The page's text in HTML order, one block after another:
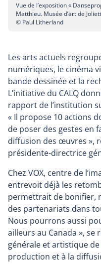
Vue de l’exposition «
Matthieu. Musée d’art de
© Paul Litherland
Les arts actuels
numériques, le cinéma
bande dessinée et la
L’initiative du CALQ
rapport de l’institution
« Il propose 10 actions
de poser des gestes en
diffusion des œuvres »,
présidente-directrice
Chez VOX, centre de
entrevoit déjà les
permettrait de bonifier,
des partenariats dans
Nous pourrons aussi
ailleurs au Canada », se
générale et artistique
production et à la